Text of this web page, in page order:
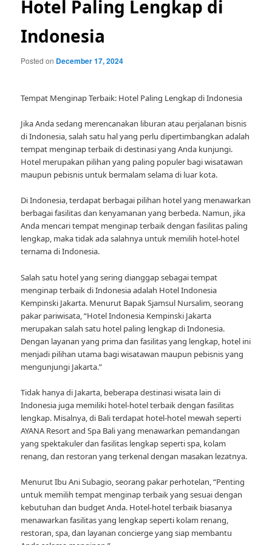
Hotel Paling Lengkap di
Indonesia
Posted on December 17, 2024
Tempat Menginap Terbaik: Hotel Paling Lengkap di Indonesia
Jika Anda sedang merencanakan liburan atau perjalanan bisnis
di Indonesia, salah satu hal yang perlu dipertimbangkan adalah
tempat menginap terbaik di destinasi yang Anda kunjungi.
Hotel merupakan pilihan yang paling populer bagi wisatawan
maupun pebisnis untuk bermalam selama di luar kota.
Di Indonesia, terdapat berbagai pilihan hotel yang menawarkan
berbagai fasilitas dan kenyamanan yang berbeda. Namun, jika
Anda mencari tempat menginap terbaik dengan fasilitas paling
lengkap, maka tidak ada salahnya untuk memilih hotel-hotel
ternama di Indonesia.
Salah satu hotel yang sering dianggap sebagai tempat
menginap terbaik di Indonesia adalah Hotel Indonesia
Kempinski Jakarta. Menurut Bapak Sjamsul Nursalim, seorang
pakar pariwisata, “Hotel Indonesia Kempinski Jakarta
merupakan salah satu hotel paling lengkap di Indonesia.
Dengan layanan yang prima dan fasilitas yang lengkap, hotel ini
menjadi pilihan utama bagi wisatawan maupun pebisnis yang
mengunjungi Jakarta.”
Tidak hanya di Jakarta, beberapa destinasi wisata lain di
Indonesia juga memiliki hotel-hotel terbaik dengan fasilitas
lengkap. Misalnya, di Bali terdapat hotel-hotel mewah seperti
AYANA Resort and Spa Bali yang menawarkan pemandangan
yang spektakuler dan fasilitas lengkap seperti spa, kolam
renang, dan restoran yang terkenal dengan masakan lezatnya.
Menurut Ibu Ani Subagio, seorang pakar perhotelan, “Penting
untuk memilih tempat menginap terbaik yang sesuai dengan
kebutuhan dan budget Anda. Hotel-hotel terbaik biasanya
menawarkan fasilitas yang lengkap seperti kolam renang,
restoran, spa, dan layanan concierge yang siap membantu